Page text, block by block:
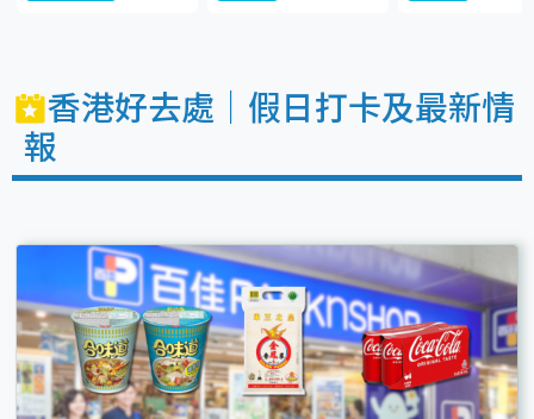
香港好去處｜假日打卡及最新情
報